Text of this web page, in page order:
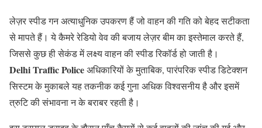
लेज़र स्पीड गन अत्याधुनिक उपकरण हैं जो वाहन की गति को बेहद सटीकता
से मापते हैं। ये कैमरे रेडियो वेव की बजाय लेज़र बीम का इस्तेमाल करते हैं,
जिससे कुछ ही सेकंड में लक्ष्य वाहन की स्पीड रिकॉर्ड हो जाती है।
Delhi Traffic Policeअधिकारियों के मुताबिक, पारंपरिक स्पीड डिटेक्शन
सिस्टम के मुकाबले यह तकनीक कई गुना अधिक विश्वसनीय है और इसमें
त्रुटि की संभावना न के बराबर रहती है।